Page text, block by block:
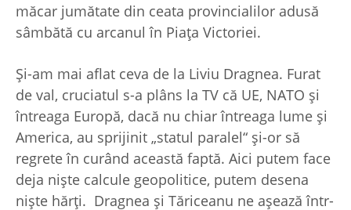
măcar jumătate din ceata provincialilor adusă
sâmbătă cu arcanul în Piaţa Victoriei.
Şi-am mai aflat ceva de la Liviu Dragnea. Furat
de val, cruciatul s-a plâns la TV că UE, NATO şi
întreaga Europă, dacă nu chiar întreaga lume şi
America, au sprijinit „statul paralel“ şi-or să
regrete în curând această faptă. Aici putem face
deja nişte calcule geopolitice, putem desena
nişte hărţi. Dragnea şi Tăriceanu ne aşează într-